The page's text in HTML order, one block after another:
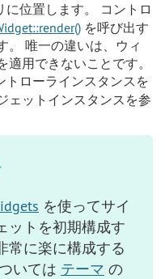
に位置します。 コントロ
を呼び出す
。 唯一の違いは、ウィ
用できないことです。
トローラインスタンスを
ェットインスタンスを参
を使ってサイ
ットを初期構成す
常に楽に構成する
いては テーマ の